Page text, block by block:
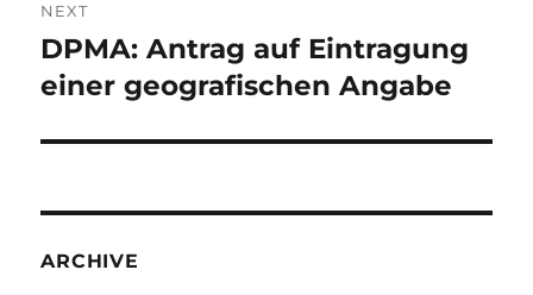
NEXT
Next
post:
DPMA: Antrag auf Eintragung
einer geografischen Angabe
ARCHIVE